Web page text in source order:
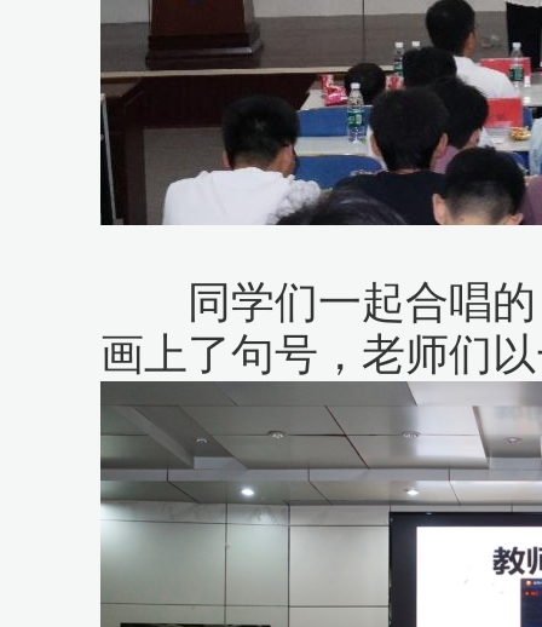
同学们一起合唱的
画上了句号，老师们